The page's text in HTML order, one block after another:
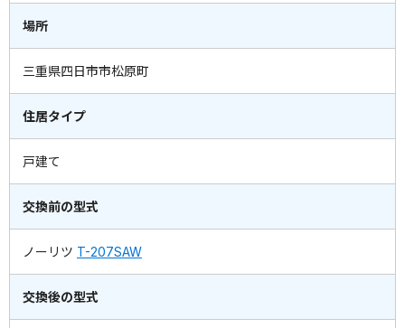
場所
三重県四日市市松原町
住居タイプ
戸建て
交換前の型式
ノーリツ T-207SAW
交換後の型式